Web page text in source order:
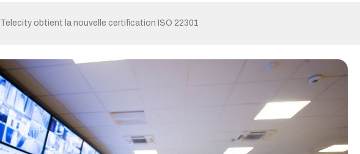
Telecity obtient la nouvelle certification ISO 22301